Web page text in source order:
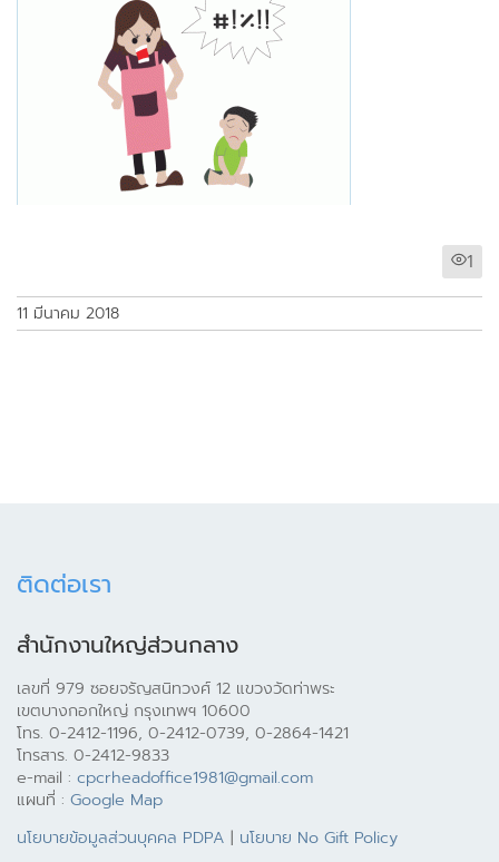
1
11 มีนาคม 2018
ติดต่อเรา
สำนักงานใหญ่ส่วนกลาง
เลขที่ 979 ซอยจรัญสนิทวงศ์ 12 แขวงวัดท่าพระ
เขตบางกอกใหญ่ กรุงเทพฯ 10600
โทร. 0-2412-1196, 0-2412-0739, 0-2864-1421
โทรสาร. 0-2412-9833
e-mail : cpcrheadoffice1981@gmail.com
แผนที่ : Google Map
นโยบายข้อมูลส่วนบุคคล PDPA | นโยบาย No Gift Policy